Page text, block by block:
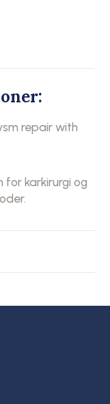
repair with
for karkirurgi og